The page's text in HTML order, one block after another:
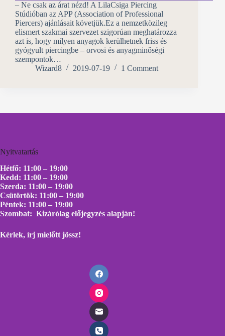
– Ne csak az árat nézd! A LilaCsiga Piercing
Stúdióban az APP (Association of Professional
Piercers) ajánlásait követjük.Ez a nemzetközileg
elismert szakmai szervezet szigorúan meghatározza
azt is, hogy milyen anyagok kerülhetnek friss és
gyógyult piercingbe – orvosi és anyagminőségi
szempontok…
Wizard8
2019-07-19 1 Comment
Nyitvatartás
Hétfő: 11:00 – 19:00
Kedd: 11:00 – 19:00
Szerda: 11:00 – 19:00
Csütörtök: 11:00 – 19:00
Péntek: 11:00 – 19:00
Szombat: Kizárólag előjegyzés alapján!
Kérlek, írj mielőtt jössz!